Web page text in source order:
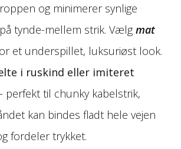
og minimerer synlige
tynde-mellem strik. Vælgmat
et underspillet, luksuriøst look.
i ruskind eller imiteret
perfekt til chunky kabelstrik,
kan bindes fladt hele vejen
fordeler trykket.